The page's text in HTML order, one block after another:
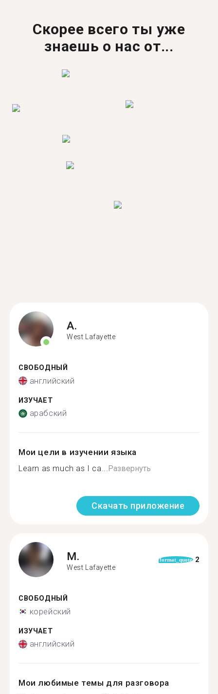
Скорее всего ты уже
знаешь о нас от...
A.
West Lafayette
СВОБОДНЫЙ
английский
ИЗУЧАЕТ
арабский
Мои цели в изучении языка
Learn as much as I ca...Развернуть
Скачать приложение
M.
West Lafayette
format_quote 2
СВОБОДНЫЙ
корейский
ИЗУЧАЕТ
английский
Мои любимые темы для разговора